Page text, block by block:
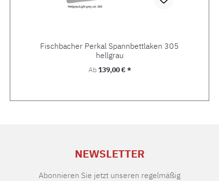
Fischbacher Perkal Spannbettlaken 305
hellgrau
Regulärer Preis:
Ab139,00 € *
NEWSLETTER
Abonnieren Sie jetzt unseren regelmäßig